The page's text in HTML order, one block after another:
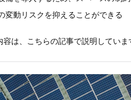
変動リスクを抑えることができる
容は、こちらの記事で説明していま